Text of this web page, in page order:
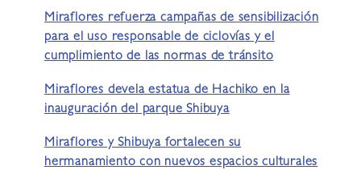
Miraflores refuerza campañas de sensibilización
para el uso responsable de ciclovías y el
cumplimiento de las normas de tránsito
Miraflores devela estatua de Hachiko en la
inauguración del parque Shibuya
Miraflores y Shibuya fortalecen su
hermanamiento con nuevos espacios culturales